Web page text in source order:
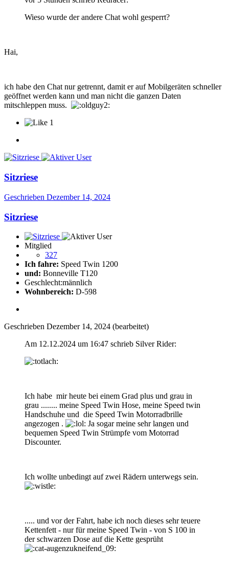
Wieso wurde der andere Chat wohl gesperrt?
Hai,
ich habe den Chat nur getrennt, damit er auf Mobilgeräten schneller
geöffnet werden kann und man nicht die ganzen Daten
mitschleppen muss.
1
Sitzriese
Geschrieben Dezember 14, 2024
Sitzriese
Mitglied
327
Ich fahre: Speed Twin 1200
und: Bonneville T120
Geschlecht:männlich
Wohnbereich: D-598
Geschrieben Dezember 14, 2024 (bearbeitet)
Am 12.12.2024 um 16:47 schrieb Silver Rider:
Ich habe mir heute bei einem Grad plus und grau in
grau ........ meine Speed Twin Hose, meine Speed twin
Handschuhe und die Speed Twin Motorradbrille
angezogen .
Ja sogar meine sehr langen und
bequemen Speed Twin Strümpfe vom Motorrad
Discounter.
Ich wollte unbedingt auf zwei Rädern unterwegs sein.
..... und vor der Fahrt, habe ich noch dieses sehr teuere
Kettenfett - nur für meine Speed Twin - von S 100 in
der schwarzen Dose auf die Kette gesprüht